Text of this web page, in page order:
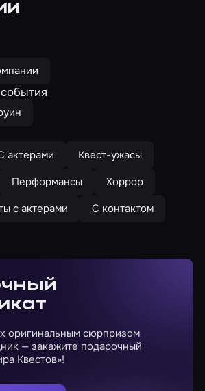
актерами
Квест-ужасы
Перформансы
Хоррор
с актерами
С контактом
оригинальным сюрпризом
— закажите подарочный
Квестов»!